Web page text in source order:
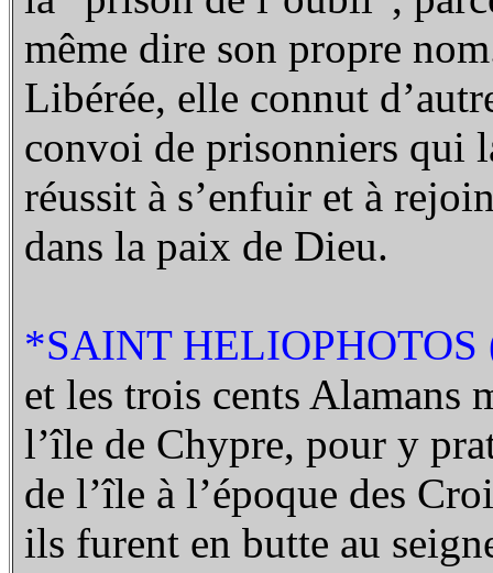
même dire son propre
Libérée, elle connut
convoi de prisonniers qui
réussit à s’enfuir et à
dans la paix de Dieu.
*SAINT HELIOPHOTOS
et les trois cents Alamans
l’île de Chypre, pour y
de l’île à l’époque des
ils furent en butte au